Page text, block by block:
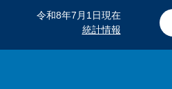
令和8年7月1日現在
統計情報